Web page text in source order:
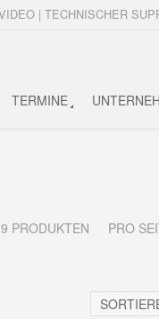
| TECHNISCHER
TERMINE
PRODUKTEN PRO